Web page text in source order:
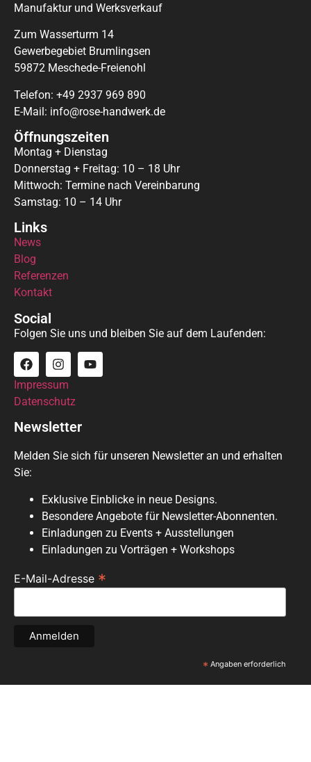
Manufaktur und Werksverkauf
Zum Wasserturm 14
Gewerbegebiet Brumlingsen
59872 Meschede-Freienohl
Telefon: +49 2937 969 890
E-Mail: info@rose-handwerk.de
Öffnungszeiten
Montag + Dienstag
Donnerstag + Freitag: 10 – 18 Uhr
Mittwoch: Termine nach Vereinbarung
Samstag: 10 – 14 Uhr
Links
News
Blog
Referenzen
Kontakt
Social
Folgen Sie uns und bleiben Sie auf dem Laufenden:
Impressum
Datenschutz
Newsletter
Melden Sie sich für unseren Newsletter an und erhalten
Sie:
Exklusive Einblicke in neue Designs.
Besondere Angebote für Newsletter-Abonnenten.
Einladungen zu Events + Ausstellungen
Einladungen zu Vorträgen + Workshops
E-Mail-Adresse *
* Angaben erforderlich